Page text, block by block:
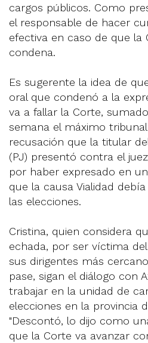
cargos públicos. Como
el responsable de hacer
efectiva en caso de que la
condena.
Es sugerente la idea de
oral que condenó a la
va a fallar la Corte,
semana el máximo
recusación que la titular
(PJ) presentó contra el
por haber expresado en
que la causa Vialidad
las elecciones.
Cristina, quien considera
echada, por ser víctima
sus dirigentes más
pase, sigan el diálogo con
trabajar en la unidad de
elecciones en la provincia
"Descontó, lo dijo como
que la Corte va avanzar